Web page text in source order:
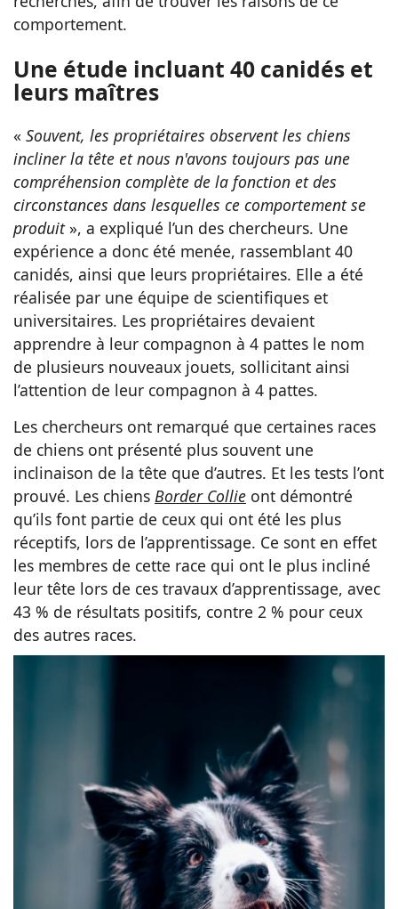
comportement.
Une étude incluant 40 canidés et
leurs maîtres
« Souvent, les propriétaires observent les chiens
incliner la tête et nous n'avons toujours pas une
compréhension complète de la fonction et des
circonstances dans lesquelles ce comportement se
produit », a expliqué l’un des chercheurs. Une
expérience a donc été menée, rassemblant 40
canidés, ainsi que leurs propriétaires. Elle a été
réalisée par une équipe de scientifiques et
universitaires. Les propriétaires devaient
apprendre à leur compagnon à 4 pattes le nom
de plusieurs nouveaux jouets, sollicitant ainsi
l’attention de leur compagnon à 4 pattes.
Les chercheurs ont remarqué que certaines races
de chiens ont présenté plus souvent une
inclinaison de la tête que d’autres. Et les tests l’ont
prouvé. Les chiens Border Collie ont démontré
qu’ils font partie de ceux qui ont été les plus
réceptifs, lors de l’apprentissage. Ce sont en effet
les membres de cette race qui ont le plus incliné
leur tête lors de ces travaux d’apprentissage, avec
43 % de résultats positifs, contre 2 % pour ceux
des autres races.